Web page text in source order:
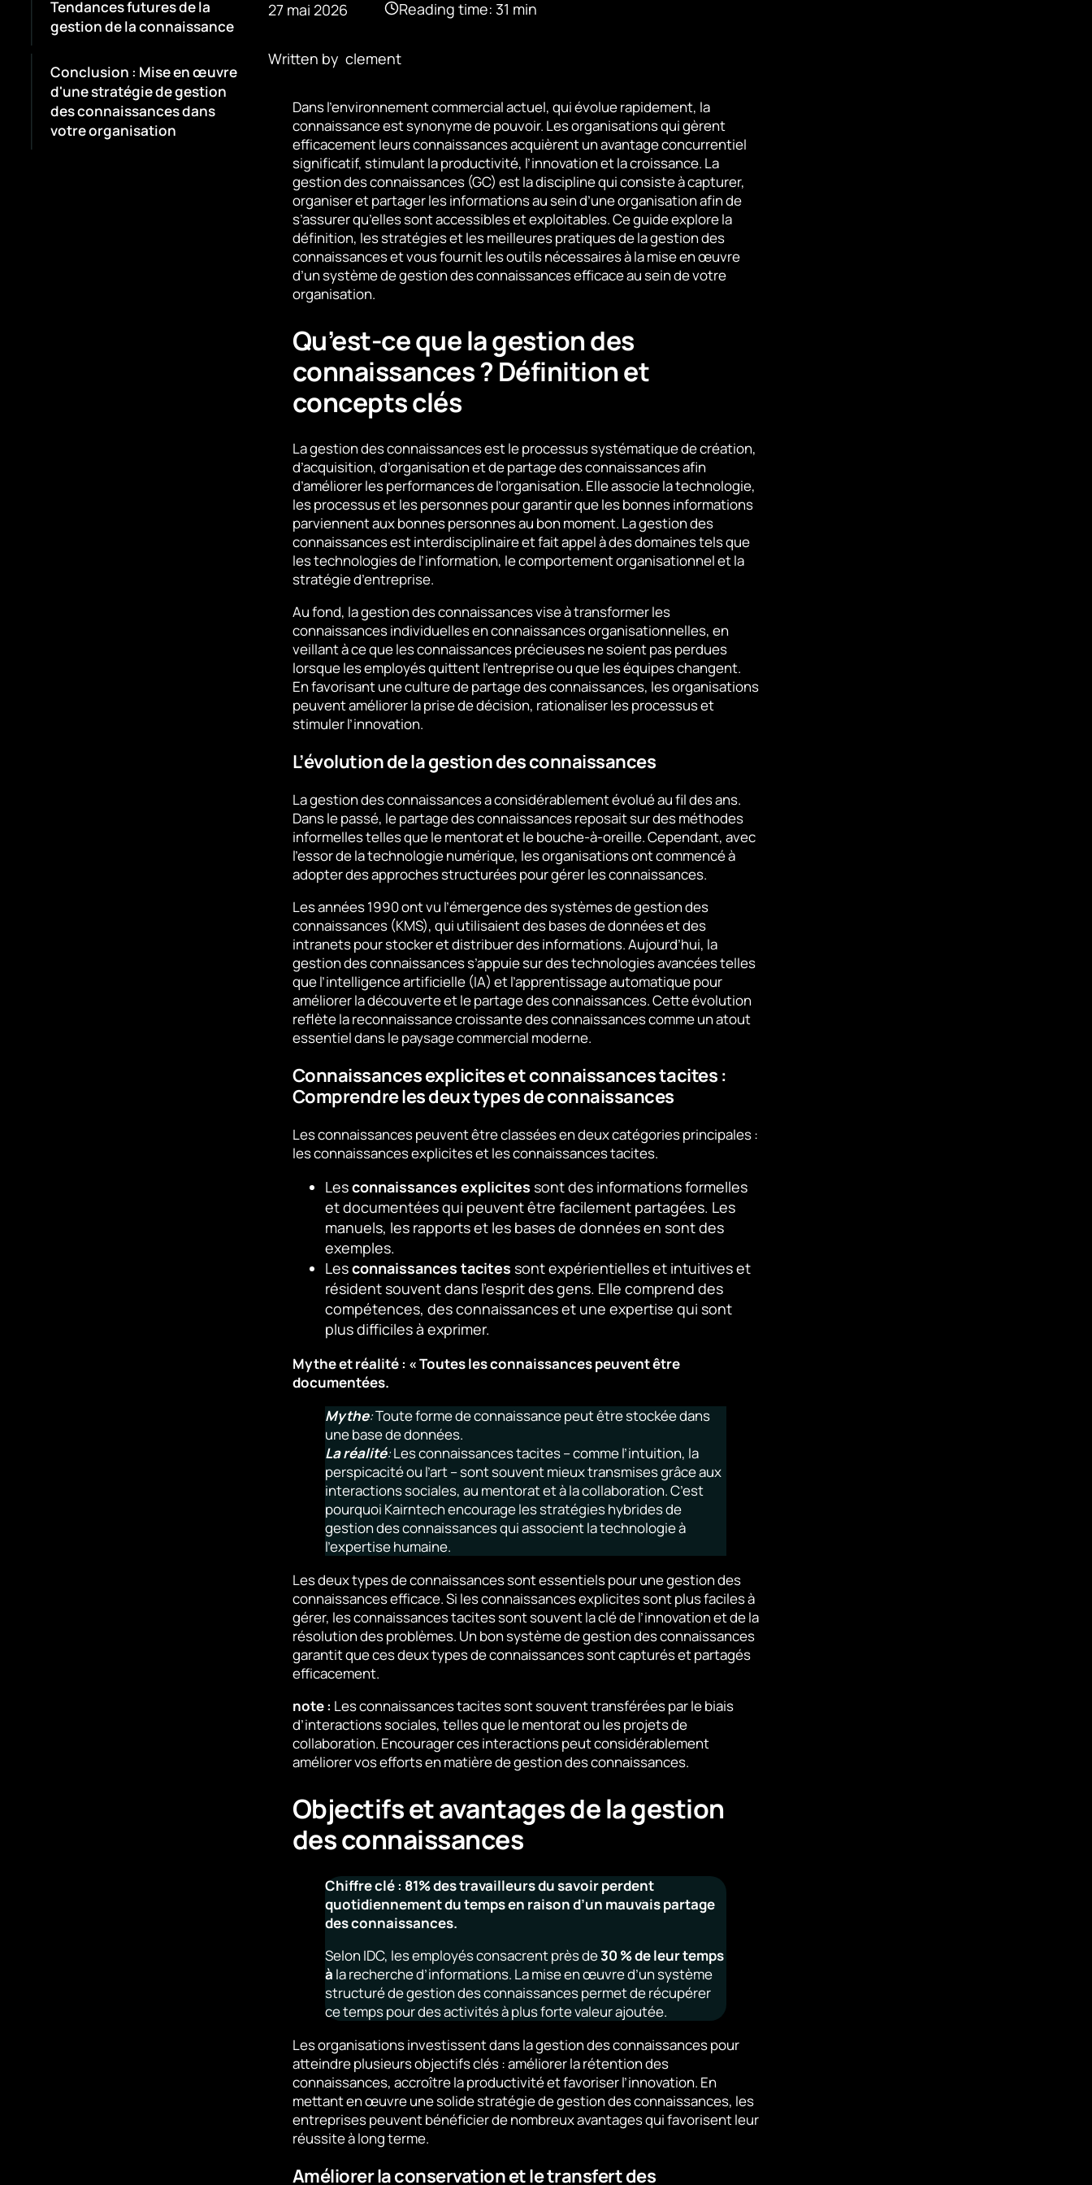
Tendances futures de la
gestion de la connaissance
Conclusion : Mise en œuvre
d'une stratégie de gestion
des connaissances dans
votre organisation
27 mai 2026 Reading time: 31 min
Written by clement
Dans l’environnement commercial actuel, qui évolue rapidement, la
connaissance est synonyme de pouvoir. Les organisations qui gèrent
efficacement leurs connaissances acquièrent un avantage concurrentiel
significatif, stimulant la productivité, l’innovation et la croissance. La
gestion des connaissances (GC) est la discipline qui consiste à capturer,
organiser et partager les informations au sein d’une organisation afin de
s’assurer qu’elles sont accessibles et exploitables. Ce guide explore la
définition, les stratégies et les meilleures pratiques de la gestion des
connaissances et vous fournit les outils nécessaires à la mise en œuvre
d’un système de gestion des connaissances efficace au sein de votre
organisation.
Qu’est-ce que la gestion des
connaissances ? Définition et
concepts clés
La gestion des connaissances est le processus systématique de création,
d’acquisition, d’organisation et de partage des connaissances afin
d’améliorer les performances de l’organisation. Elle associe la technologie,
les processus et les personnes pour garantir que les bonnes informations
parviennent aux bonnes personnes au bon moment. La gestion des
connaissances est interdisciplinaire et fait appel à des domaines tels que
les technologies de l’information, le comportement organisationnel et la
stratégie d’entreprise.
Au fond, la gestion des connaissances vise à transformer les
connaissances individuelles en connaissances organisationnelles, en
veillant à ce que les connaissances précieuses ne soient pas perdues
lorsque les employés quittent l’entreprise ou que les équipes changent.
En favorisant une culture de partage des connaissances, les organisations
peuvent améliorer la prise de décision, rationaliser les processus et
stimuler l’innovation.
L’évolution de la gestion des connaissances
La gestion des connaissances a considérablement évolué au fil des ans.
Dans le passé, le partage des connaissances reposait sur des méthodes
informelles telles que le mentorat et le bouche-à-oreille. Cependant, avec
l’essor de la technologie numérique, les organisations ont commencé à
adopter des approches structurées pour gérer les connaissances.
Les années 1990 ont vu l’émergence des systèmes de gestion des
connaissances (KMS), qui utilisaient des bases de données et des
intranets pour stocker et distribuer des informations. Aujourd’hui, la
gestion des connaissances s’appuie sur des technologies avancées telles
que l’intelligence artificielle (IA) et l’apprentissage automatique pour
améliorer la découverte et le partage des connaissances. Cette évolution
reflète la reconnaissance croissante des connaissances comme un atout
essentiel dans le paysage commercial moderne.
Connaissances explicites et connaissances tacites :
Comprendre les deux types de connaissances
Les connaissances peuvent être classées en deux catégories principales :
les connaissances explicites et les connaissances tacites.
Lesconnaissances explicites sont des informations formelles
et documentées qui peuvent être facilement partagées. Les
manuels, les rapports et les bases de données en sont des
exemples.
Lesconnaissances tacites sont expérientielles et intuitives et
résident souvent dans l’esprit des gens. Elle comprend des
compétences, des connaissances et une expertise qui sont
plus difficiles à exprimer.
Mythe et réalité : « Toutes les connaissances peuvent être
documentées.
Mythe:Toute forme de connaissance peut être stockée dans
une base de données.
La réalité:Les connaissances tacites – comme l’intuition, la
perspicacité ou l’art – sont souvent mieux transmises grâce aux
interactions sociales, au mentorat et à la collaboration. C’est
pourquoi Kairntech encourage les stratégies hybrides de
gestion des connaissances qui associent la technologie à
l’expertise humaine.
Les deux types de connaissances sont essentiels pour une gestion des
connaissances efficace. Si les connaissances explicites sont plus faciles à
gérer, les connaissances tacites sont souvent la clé de l’innovation et de la
résolution des problèmes. Un bon système de gestion des connaissances
garantit que ces deux types de connaissances sont capturés et partagés
efficacement.
note : Les connaissances tacites sont souvent transférées par le biais
d’interactions sociales, telles que le mentorat ou les projets de
collaboration. Encourager ces interactions peut considérablement
améliorer vos efforts en matière de gestion des connaissances.
Objectifs et avantages de la gestion
des connaissances
Chiffre clé : 81% des travailleurs du savoir perdent
quotidiennement du temps en raison d’un mauvais partage
des connaissances.
Selon IDC, les employés consacrent près de30 % de leur temps
à la recherche d’informations. La mise en œuvre d’un système
structuré de gestion des connaissances permet de récupérer
ce temps pour des activités à plus forte valeur ajoutée.
Les organisations investissent dans la gestion des connaissances pour
atteindre plusieurs objectifs clés : améliorer la rétention des
connaissances, accroître la productivité et favoriser l’innovation. En
mettant en œuvre une solide stratégie de gestion des connaissances, les
entreprises peuvent bénéficier de nombreux avantages qui favorisent leur
réussite à long terme.
Améliorer la conservation et le transfert des